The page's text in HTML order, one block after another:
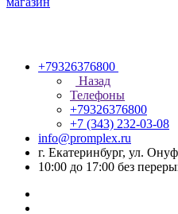
+79326376800
Назад
Телефоны
+79326376800
+7 (343) 232-03-08
info@promplex.ru
г. Екатеринбург, ул.
10:00 до 17:00 без